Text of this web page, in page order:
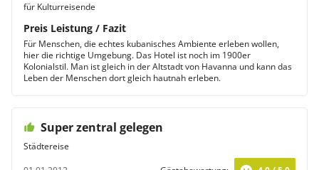
für Kulturreisende
Preis Leistung / Fazit
Für Menschen, die echtes kubanisches Ambiente erleben wollen,
hier die richtige Umgebung. Das Hotel ist noch im 1900er
Kolonialstil. Man ist gleich in der Altstadt von Havanna und kann das
Leben der Menschen dort gleich hautnah erleben.
Super zentral gelegen
Städtereise